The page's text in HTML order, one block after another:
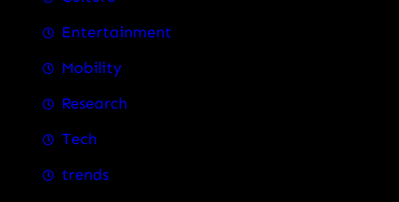
Entertainment
Mobility
Research
Tech
trends